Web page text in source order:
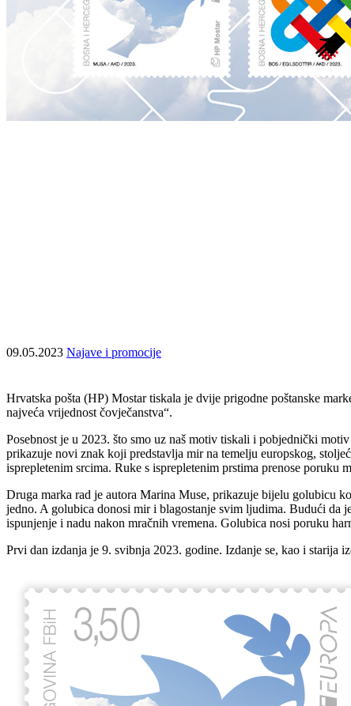
09.05.2023 Najave i promocije
Hrvatska pošta (HP) Mostar tiskala je dvije prigodne poštanske
najveća vrijednost čovječanstva“.
Posebnost je u 2023. što smo uz naš motiv tiskali i pobjednički
prikazuje novi znak koji predstavlja mir na temelju europskog,
isprepletenim srcima. Ruke s isprepletenim prstima prenose poruku
Druga marka rad je autora Marina Muse, prikazuje bijelu golubicu
jedno. A golubica donosi mir i blagostanje svim ljudima. Budući da
ispunjenje i nadu nakon mračnih vremena. Golubica nosi poruku
Prvi dan izdanja je 9. svibnja 2023. godine. Izdanje se, kao i starija